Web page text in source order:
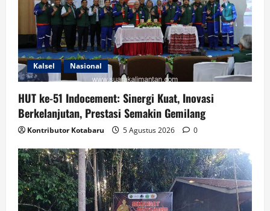
Kalsel Nasional
HUT ke-51 Indocement: Sinergi Kuat, Inovasi
Berkelanjutan, Prestasi Semakin Gemilang
Kontributor Kotabaru 5 Agustus 2026 0